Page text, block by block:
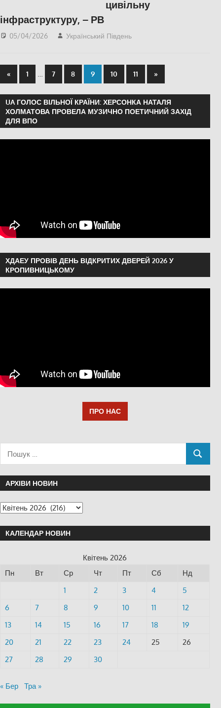
цивільну
інфраструктуру, – РВ
05/04/2026 Український Південь
« 1 7 8 9 10 11 »
UA ГОЛОС ВІЛЬНОЇ КРАЇНИ: ХЕРСОНКА НАТАЛЯ
ХОЛМАТОВА ПРОВЕЛА МУЗИЧНО ПОЕТИЧНИЙ ЗАХІД
ДЛЯ ВПО
ХДАЕУ ПРОВІВ ДЕНЬ ВІДКРИТИХ ДВЕРЕЙ 2026 У
КРОПИВНИЦЬКОМУ
ПРО НАС
АРХІВИ НОВИН
КАЛЕНДАР НОВИН
Квітень 2026
Пн
Вт Ср Чт Пт Сб
Нд
1
2 3 4
5
6
7 8 9 10 11
12
13
14 15 16 17 18
19
20
21 22 23 24 25
26
27
28 29 30
« Бер Тра »